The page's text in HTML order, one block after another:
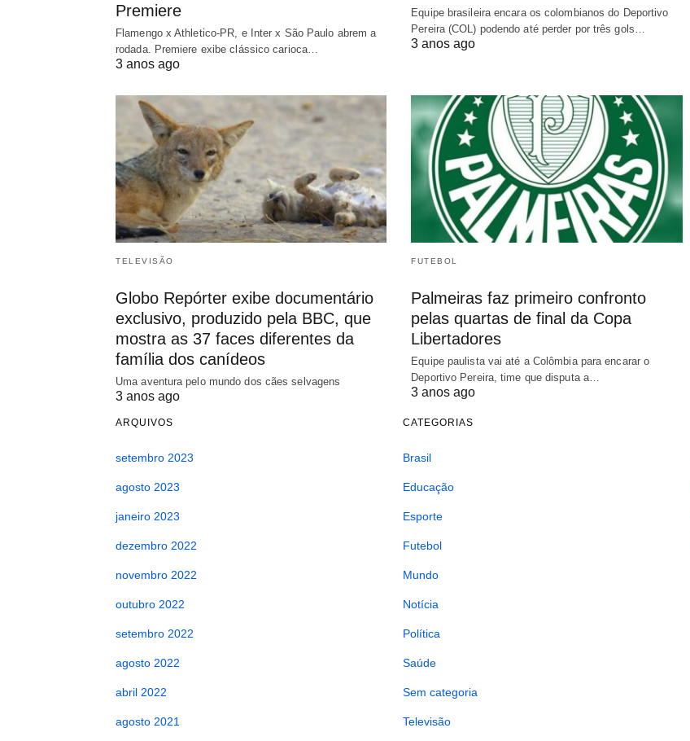
Premiere
Flamengo x Athletico-PR, e Inter x São Paulo abrem a
rodada. Premiere exibe clássico carioca…
3 anos ago
Equipe brasileira encara os colombianos do Deportivo
Pereira (COL) podendo até perder por três gols…
3 anos ago
TELEVISÃO
Globo Repórter exibe documentário
exclusivo, produzido pela BBC, que
mostra as 37 faces diferentes da
família dos canídeos
Uma aventura pelo mundo dos cães selvagens
3 anos ago
FUTEBOL
Palmeiras faz primeiro confronto
pelas quartas de final da Copa
Libertadores
Equipe paulista vai até a Colômbia para encarar o
Deportivo Pereira, time que disputa a…
3 anos ago
ARQUIVOS
setembro 2023
agosto 2023
janeiro 2023
dezembro 2022
novembro 2022
outubro 2022
setembro 2022
agosto 2022
abril 2022
agosto 2021
CATEGORIAS
Brasil
Educação
Esporte
Futebol
Mundo
Notícia
Política
Saúde
Sem categoria
Televisão